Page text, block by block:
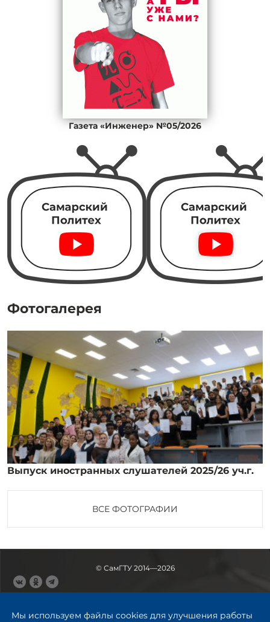
Газета «Инженер» №05/2026
Фотогалерея
Выпуск иностранных слушателей 2025/26 уч.г.
ВСЕ ФОТОГРАФИИ
Мы используем файлы cookies для улучшения работы
© СамГТУ 2014—2026
443100, Самара
Ул. Молодогвардейская, 244,